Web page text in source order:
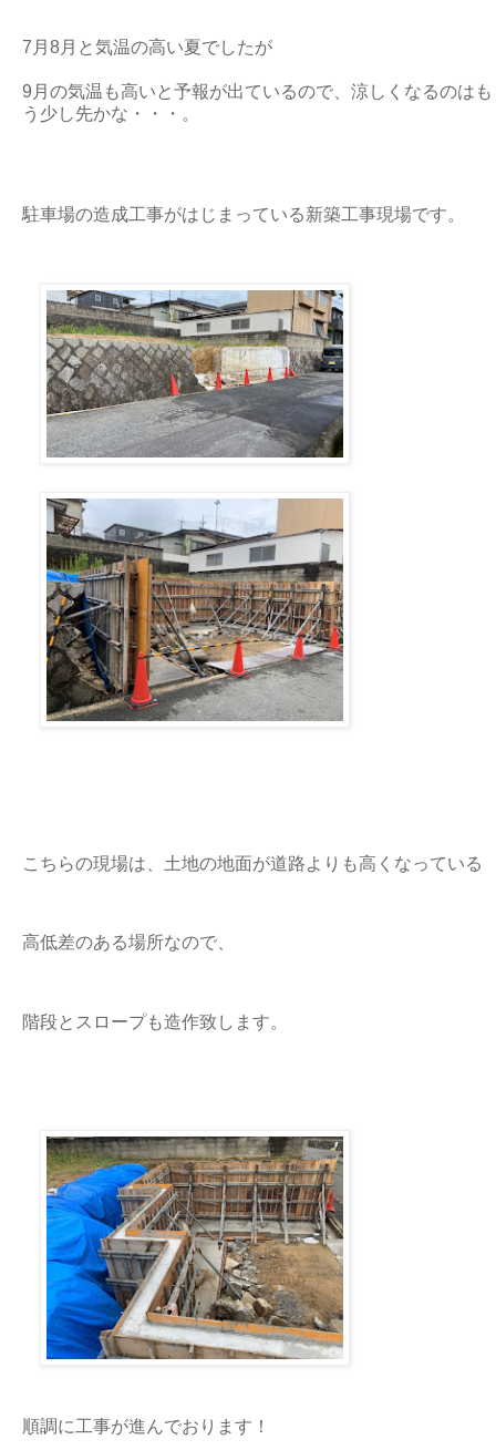
7月8月と気温の高い夏でしたが
9月の気温も高いと予報が出ているので、涼しくなるのはも
う少し先かな・・・。
駐車場の造成工事がはじまっている新築工事現場です。
こちらの現場は、土地の地面が道路よりも高くなっている
高低差のある場所なので、
階段とスロープも造作致します。
順調に工事が進んでおります！